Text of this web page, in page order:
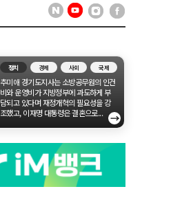
정치 경제 사회 국제
추미애 경기도지사는 소방공무원의 인건
비와 운영비가 지방정부에 과도하게 부
담되고 있다며 재정개혁의 필요성을 강
조했고, 이재명 대통령은 결혼으로...
→